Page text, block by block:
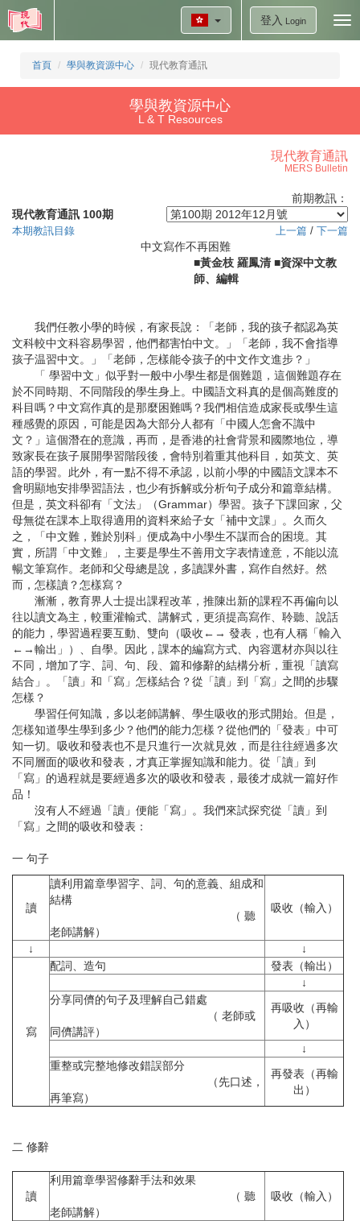
登入 Login
首頁 學與教資源中心 現代教育通訊
學與教資源中心
L & T Resources
現代教育通訊
MERS Bulletin
現代教育通訊 100期
前期教訊：
本期教訊目錄 上一篇 / 下一篇
中文寫作不再困難
■黃金枝 羅鳳清 ■資深中文教
師、編輯
我們任教小學的時候，有家長說：「老師，我的孩子都認為英
文科較中文科容易學習，他們都害怕中文。」「老師，我不會指導
孩子温習中文。」「老師，怎樣能令孩子的中文作文進步？」
「 學習中文」似乎對一般中小學生都是個難題，這個難題存在
於不同時期、不同階段的學生身上。中國語文科真的是個高難度的
科目嗎？中文寫作真的是那麼困難嗎？我們相信造成家長或學生這
種感覺的原因，可能是因為大部分人都有「中國人怎會不識中
文？」這個潛在的意識，再而，是香港的社會背景和國際地位，導
致家長在孩子展開學習階段後，會特別着重其他科目，如英文、英
語的學習。此外，有一點不得不承認，以前小學的中國語文課本不
會明顯地安排學習語法，也少有拆解或分析句子成分和篇章結構。
但是，英文科卻有「文法」（Grammar）學習。孩子下課回家，父
母無從在課本上取得適用的資料來給子女「補中文課」。久而久
之，「中文難，難於別科」便成為中小學生不謀而合的困境。其
實，所謂「中文難」，主要是學生不善用文字表情達意，不能以流
暢文筆寫作。老師和父母總是說，多讀課外書，寫作自然好。然
而，怎樣讀？怎樣寫？
漸漸，教育界人士提出課程改革，推陳出新的課程不再偏向以
往以讀文為主，較重灌輸式、講解式，更須提高寫作、聆聽、說話
的能力，學習過程要互動、雙向（吸收←→ 發表，也有人稱「輸入
←→輸出」）、自學。因此，課本的編寫方式、內容選材亦與以往
不同，增加了字、詞、句、段、篇和修辭的結構分析，重視「讀寫
結合」。「讀」和「寫」怎樣結合？從「讀」到「寫」之間的步驟
怎樣？
學習任何知識，多以老師講解、學生吸收的形式開始。但是，
怎樣知道學生學到多少？他們的能力怎樣？從他們的「發表」中可
知一切。吸收和發表也不是只進行一次就見效，而是往往經過多次
不同層面的吸收和發表，才真正掌握知識和能力。從「讀」到
「寫」的過程就是要經過多次的吸收和發表，最後才成就一篇好作
品！
沒有人不經過「讀」便能「寫」。我們來試探究從「讀」到
「寫」之間的吸收和發表：
一 句子
讀
讀利用篇章學習字、詞、句的意義、組成和
結構
（ 聽
老師講解）
吸收（輸入）
↓ ↓
寫
配詞、造句
發表（輸出）
↓
分享同儕的句子及理解自己錯處
（ 老師或
同儕講評）
再吸收（再輸
入）
↓
重整或完整地修改錯誤部分
（先口述，
再筆寫）
再發表（再輸
出）
二 修辭
讀
利用篇章學習修辭手法和效果
（ 聽
老師講解）
吸收（輸入）